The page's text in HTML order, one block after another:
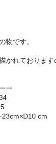
物です。
かれておりま
ー
cm